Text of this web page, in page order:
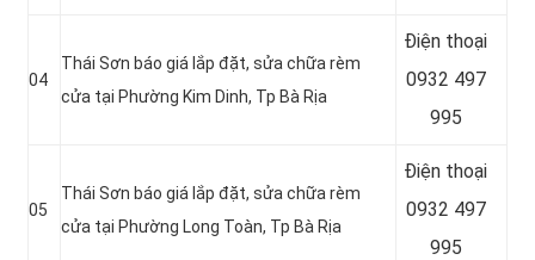
04
Thái Sơn báo giá lắp đặt, sửa chữa rèm
cửa tại Phường Kim Dinh, Tp Bà Rịa
Điện thoại
0932 497
995
05
Thái Sơn báo giá lắp đặt, sửa chữa rèm
cửa tại Phường Long Toàn, Tp Bà Rịa
Điện thoại
0932 497
995